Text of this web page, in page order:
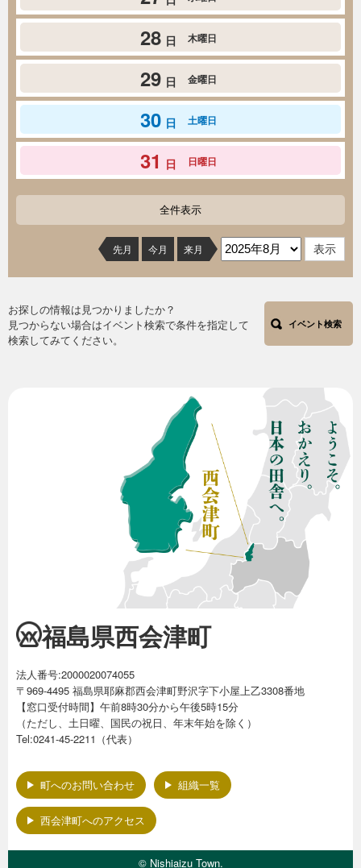
28 日 木曜日
29 日 金曜日
30 日 土曜日
31 日 日曜日
全件表示
先月 今月 来月
お探しの情報は見つかりましたか？
見つからない場合はイベント検索で条件を指定して
検索してみてください。
イベント検索
福島県西会津町
法人番号:2000020074055
〒969-4495 福島県耶麻郡西会津町野沢字下小屋上乙3308番地
【窓口受付時間】午前8時30分から午後5時15分
（ただし、土日曜、国民の祝日、年末年始を除く）
Tel:0241-45-2211（代表）
町へのお問い合わせ 組織一覧
西会津町へのアクセス
© Nishiaizu Town.